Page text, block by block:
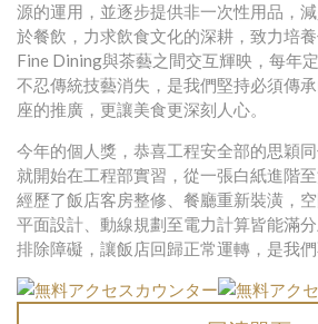
源的運用，並逐步提供非一次性用品，
於餐飲，力求飲食文化的深耕，致力培
Fine Dining與茶藝之間交互輝映，每年
不忍傳統技藝消失，是我們堅持必須傳
座的推廣，更讓美食更深刻人心。
今年的個人獎，恭喜工程安全部的思穎
就開始在工程部實習，從一張白紙進階
經歷了飯店客房整修、餐廳重新裝潢，
平面設計、動線規劃至電力計算皆能滿
排除障礙，讓飯店回歸正常運轉，是我